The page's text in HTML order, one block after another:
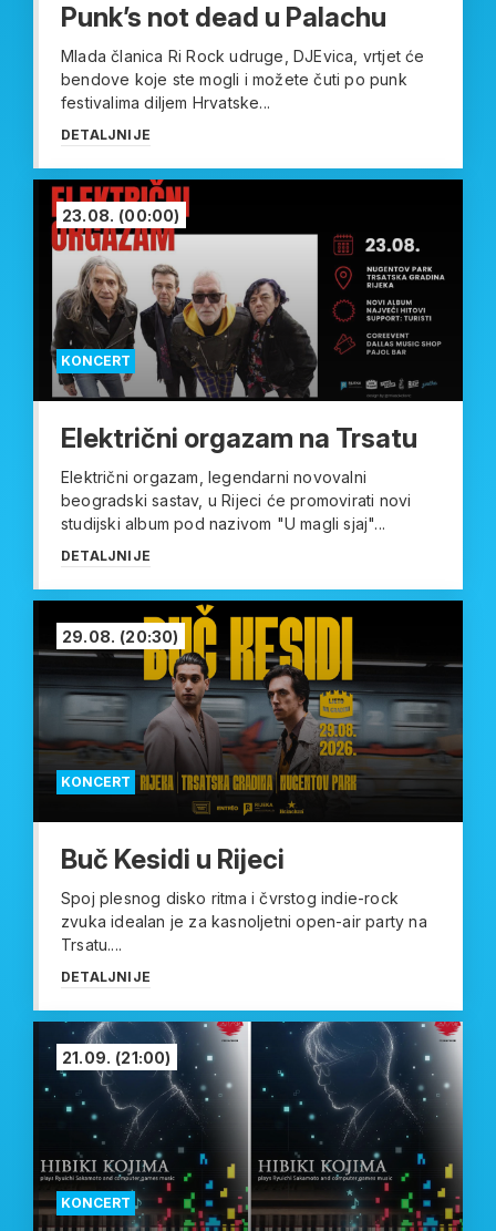
Punk’s not dead u Palachu
Mlada članica Ri Rock udruge, DJEvica, vrtjet će
bendove koje ste mogli i možete čuti po punk
festivalima diljem Hrvatske...
DETALJNIJE
KONCERT
23.08. (00:00)
Električni orgazam na Trsatu
Električni orgazam, legendarni novovalni
beogradski sastav, u Rijeci će promovirati novi
studijski album pod nazivom "U magli sjaj"...
DETALJNIJE
KONCERT
29.08. (20:30)
Buč Kesidi u Rijeci
Spoj plesnog disko ritma i čvrstog indie-rock
zvuka idealan je za kasnoljetni open-air party na
Trsatu....
DETALJNIJE
KONCERT
21.09. (21:00)